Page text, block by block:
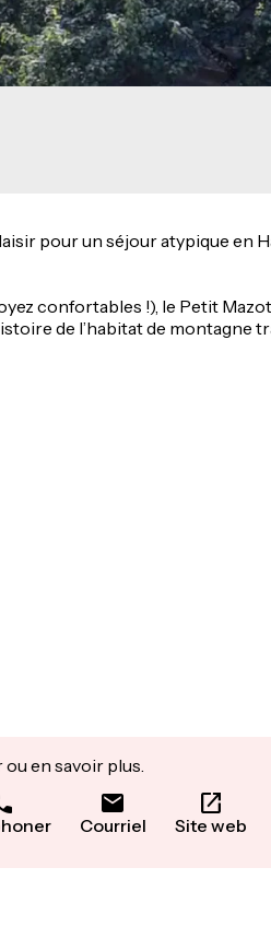
pour un séjour atypique en
confortables !), le Petit
de l’habitat de montagne
en savoir plus.
Courriel Site web